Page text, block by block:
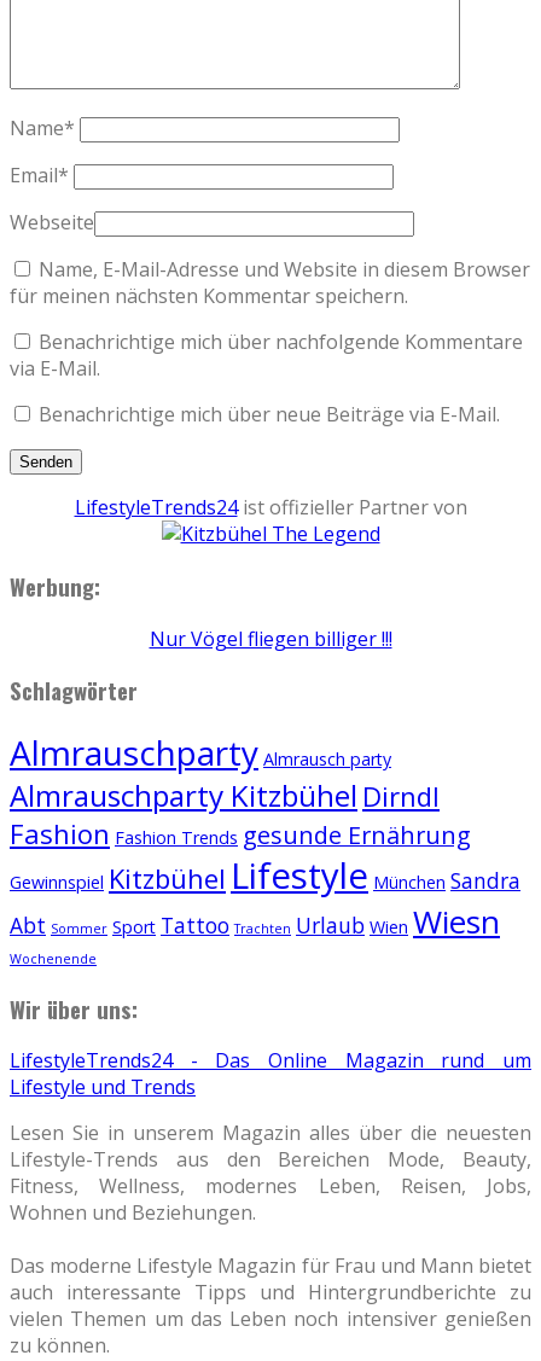
Name*
Email*
Webseite
Name, E-Mail-Adresse und Website in diesem Browser
für meinen nächsten Kommentar speichern.
Benachrichtige mich über nachfolgende Kommentare
via E-Mail.
Benachrichtige mich über neue Beiträge via E-Mail.
LifestyleTrends24ist offizieller Partner von
Werbung:
Nur Vögel fliegen billiger !!!
Schlagwörter
Almrauschparty Almrausch party
Almrauschparty Kitzbühel Dirndl
Fashion Fashion Trends gesunde Ernährung
Gewinnspiel Kitzbühel Lifestyle München Sandra
Abt Sommer Sport Tattoo Trachten Urlaub Wien Wiesn
Wochenende
Wir über uns:
LifestyleTrends24 - Das Online Magazin rund um
Lifestyle und Trends
Lesen Sie in unserem Magazin alles über die neuesten
Lifestyle-Trends aus den Bereichen Mode, Beauty,
Fitness, Wellness, modernes Leben, Reisen, Jobs,
Wohnen und Beziehungen.
Das moderne Lifestyle Magazin für Frau und Mann bietet
auch interessante Tipps und Hintergrundberichte zu
vielen Themen um das Leben noch intensiver genießen
zu können.